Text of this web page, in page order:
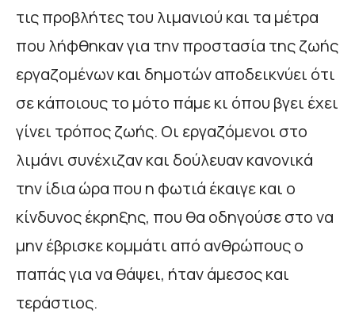
τις προβλήτες του λιμανιού και τα μέτρα
που λήφθηκαν για την προστασία της ζωής
εργαζομένων και δημοτών αποδεικνύει ότι
σε κάποιους το μότο πάμε κι όπου βγει έχει
γίνει τρόπος ζωής. Οι εργαζόμενοι στο
λιμάνι συνέχιζαν και δούλευαν κανονικά
την ίδια ώρα που η φωτιά έκαιγε και ο
κίνδυνος έκρηξης, που θα οδηγούσε στο να
μην έβρισκε κομμάτι από ανθρώπους ο
παπάς για να θάψει, ήταν άμεσος και
τεράστιος.